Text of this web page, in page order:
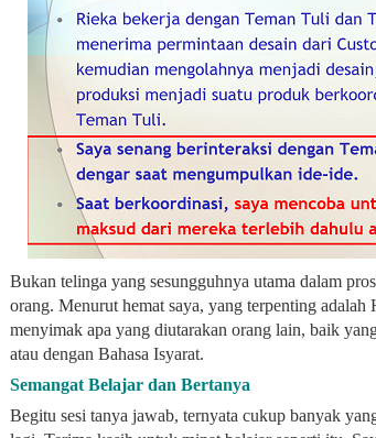
Bukan telinga yang sesungguhnya utama dalam
orang. Menurut hemat saya, yang terpenting adalah
menyimak apa yang diutarakan orang lain, baik
atau dengan Bahasa Isyarat.
Semangat Belajar dan Bertanya
Begitu sesi tanya jawab, ternyata cukup banyak